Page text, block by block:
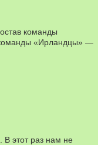
команды
«Ирландцы» —
В этот раз нам не